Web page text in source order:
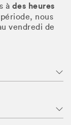
à des heures
nous
vendredi de